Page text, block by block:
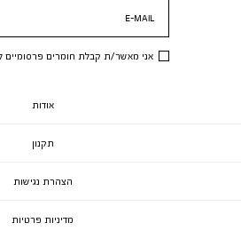
E-MAIL
אני מאשר/ת קבלת חומרים פרסומיים
אודות
תקנון
הצהרת נגישות
מדיניות פרטיות